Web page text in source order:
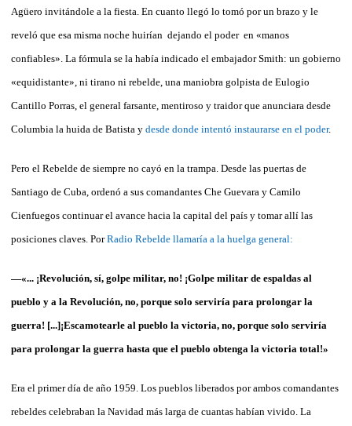
Agüero invitándole a la fiesta. En cuanto llegó lo tomó por un brazo y le
reveló que esa misma noche huirían dejando el poder en «manos
confiables». La fórmula se la había indicado el embajador Smith: un gobierno
«equidistante», ni tirano ni rebelde, una maniobra golpista de Eulogio
Cantillo Porras, el general farsante, mentiroso y traidor que anunciara desde
Columbia la huida de Batista y desde donde intentó instaurarse en el poder.
Pero el Rebelde de siempre no cayó en la trampa. Desde las puertas de
Santiago de Cuba, ordenó a sus comandantes Che Guevara y Camilo
Cienfuegos continuar el avance hacia la capital del país y tomar allí las
posiciones claves. PorRadio Rebelde llamaría a la huelga general:
—«... ¡Revolución, sí, golpe militar, no! ¡Golpe militar de espaldas al
pueblo y a la Revolución, no, porque solo serviría para prolongar la
guerra! [...]¡Escamotearle al pueblo la victoria, no, porque solo serviría
para prolongar la guerra hasta que el pueblo obtenga la victoria total!»
Era el primer día de año 1959. Los pueblos liberados por ambos comandantes
rebeldes celebraban la Navidad más larga de cuantas habían vivido. La